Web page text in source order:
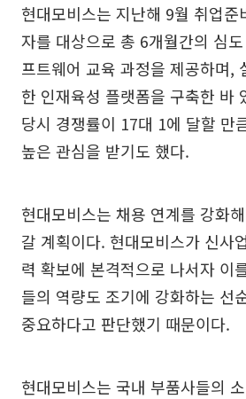
현대모비스는 지난해 9월 취업준
자를 대상으로 총 6개월간의 심
프트웨어 교육 과정을 제공하며,
한 인재육성 플랫폼을 구축한 바
당시 경쟁률이 17대 1에 달할 만
높은 관심을 받기도 했다.
현대모비스는 채용 연계를 강화
갈 계획이다. 현대모비스가 신사
력 확보에 본격적으로 나서자 이
들의 역량도 조기에 강화하는 선
중요하다고 판단했기 때문이다.
현대모비스는 국내 부품사들의